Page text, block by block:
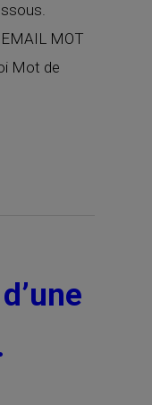
MOT
Mot de